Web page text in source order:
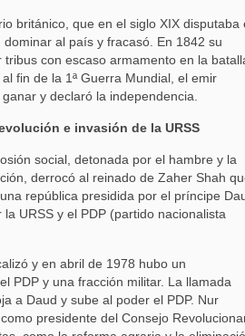
británico, que en el siglo XIX disputaba
al país y fracasó. En 1842 su
con escaso armamento en la
fin de la 1ª Guerra Mundial, el emir
y declaró la independencia.
e invasión de la URSS
social, detonada por el hambre y la
derrocó al reinado de Zaher Shah
república presidida por el príncipe
URSS y el PDP (partido nacionalista
y en abril de 1978 hubo un
PDP y una fracción militar. La llamada
a Daud y sube al poder el PDP. Nur
presidente del Consejo